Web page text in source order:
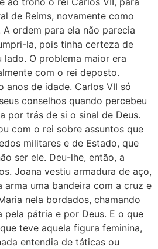
de Reims, novamente como
ordem para ela não parecia
la, pois tinha certeza de
lado. O problema maior era
com o rei deposto.
anos de idade. Carlos VII só
conselhos quando percebeu
por trás de si o sinal de Deus.
com o rei sobre assuntos que
militares e de Estado, que
ser ele. Deu-lhe, então, a
Joana vestiu armadura de aço,
arma uma bandeira com a cruz e
nela bordados, chamando
pela pátria e por Deus. E o que
teve aquela figura feminina,
entendia de táticas ou